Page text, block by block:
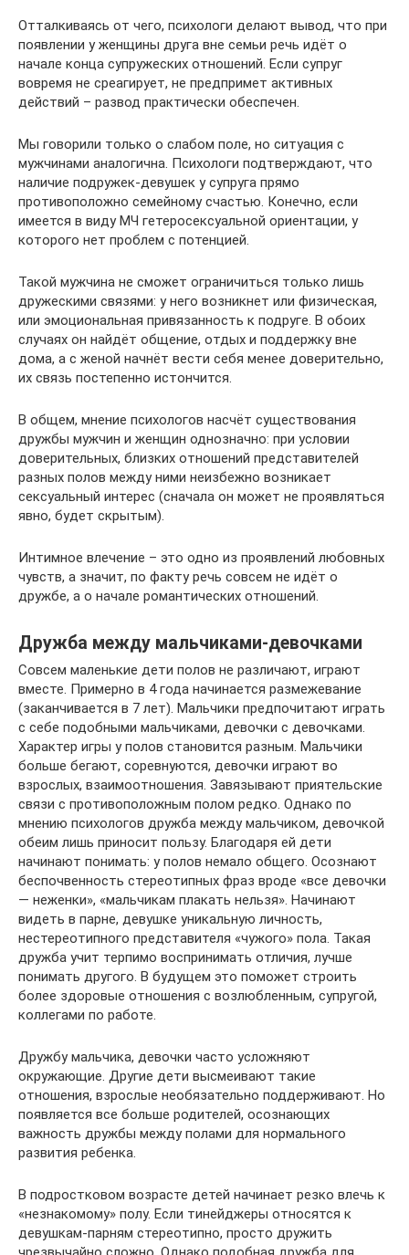
Отталкиваясь от чего, психологи делают вывод, что при
появлении у женщины друга вне семьи речь идёт о
начале конца супружеских отношений. Если супруг
вовремя не среагирует, не предпримет активных
действий – развод практически обеспечен.
Мы говорили только о слабом поле, но ситуация с
мужчинами аналогична. Психологи подтверждают, что
наличие подружек-девушек у супруга прямо
противоположно семейному счастью. Конечно, если
имеется в виду МЧ гетеросексуальной ориентации, у
которого нет проблем с потенцией.
Такой мужчина не сможет ограничиться только лишь
дружескими связями: у него возникнет или физическая,
или эмоциональная привязанность к подруге. В обоих
случаях он найдёт общение, отдых и поддержку вне
дома, а с женой начнёт вести себя менее доверительно,
их связь постепенно истончится.
В общем, мнение психологов насчёт существования
дружбы мужчин и женщин однозначно: при условии
доверительных, близких отношений представителей
разных полов между ними неизбежно возникает
сексуальный интерес (сначала он может не проявляться
явно, будет скрытым).
Интимное влечение – это одно из проявлений любовных
чувств, а значит, по факту речь совсем не идёт о
дружбе, а о начале романтических отношений.
Дружба между мальчиками-девочками
Совсем маленькие дети полов не различают, играют
вместе. Примерно в 4 года начинается размежевание
(заканчивается в 7 лет). Мальчики предпочитают играть
с себе подобными мальчиками, девочки с девочками.
Характер игры у полов становится разным. Мальчики
больше бегают, соревнуются, девочки играют во
взрослых, взаимоотношения. Завязывают приятельские
связи с противоположным полом редко. Однако по
мнению психологов дружба между мальчиком, девочкой
обеим лишь приносит пользу. Благодаря ей дети
начинают понимать: у полов немало общего. Осознают
беспочвенность стереотипных фраз вроде «все девочки
— неженки», «мальчикам плакать нельзя». Начинают
видеть в парне, девушке уникальную личность,
нестереотипного представителя «чужого» пола. Такая
дружба учит терпимо воспринимать отличия, лучше
понимать другого. В будущем это поможет строить
более здоровые отношения с возлюбленным, супругой,
коллегами по работе.
Дружбу мальчика, девочки часто усложняют
окружающие. Другие дети высмеивают такие
отношения, взрослые необязательно поддерживают. Но
появляется все больше родителей, осознающих
важность дружбы между полами для нормального
развития ребенка.
В подростковом возрасте детей начинает резко влечь к
«незнакомому» полу. Если тинейджеры относятся к
девушкам-парням стереотипно, просто дружить